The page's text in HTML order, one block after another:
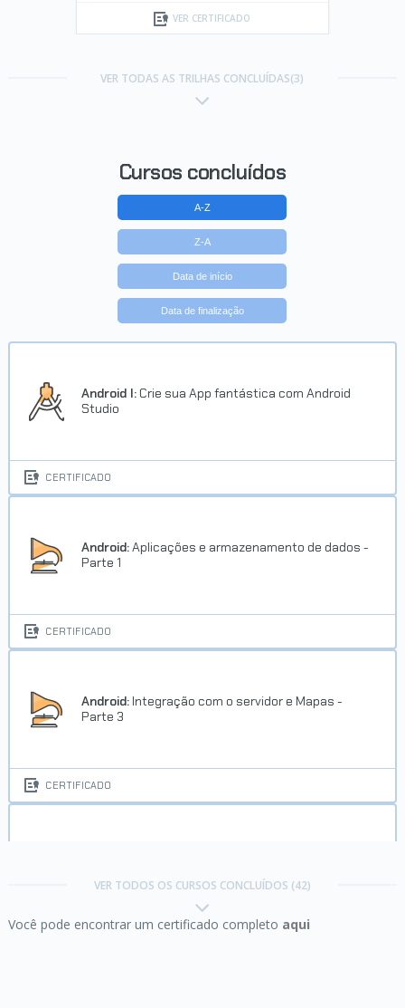
VER CERTIFICADO
VER TODAS AS TRILHAS CONCLUÍDAS(3)
Cursos concluídos
A-Z
Z-A
Data de início
Data de finalização
Android I: Crie sua App fantástica com Android
Studio
CERTIFICADO
Android:Aplicações e armazenamento de dados -
Parte 1
CERTIFICADO
Android: Integração com o servidor e Mapas -
Parte 3
CERTIFICADO
VER TODOS OS CURSOS CONCLUÍDOS (42)
Você pode encontrar um certificado completo aqui